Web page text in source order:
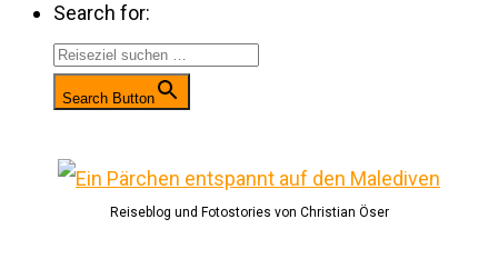
Search for:
Search Button
Reiseblog und Fotostories von Christian Öser